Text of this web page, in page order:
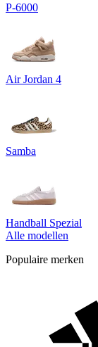
P-6000
Air Jordan 4
Samba
Handball Spezial
Alle modellen
Populaire merken